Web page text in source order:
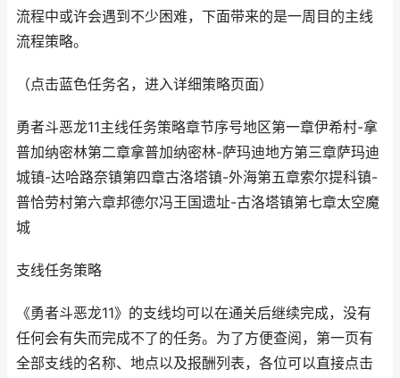
流程中或许会遇到不少困难，下面带来的是一周目的主线
流程策略。
（点击蓝色任务名，进入详细策略页面）
勇者斗恶龙11主线任务策略章节序号地区第一章伊希村-拿
普加纳密林第二章拿普加纳密林-萨玛迪地方第三章萨玛迪
城镇-达哈路奈镇第四章古洛塔镇-外海第五章索尔提科镇-
普恰劳村第六章邦德尔冯王国遗址-古洛塔镇第七章太空魔
城
支线任务策略
《勇者斗恶龙11》的支线均可以在通关后继续完成，没有
任何会有失而完成不了的任务。为了方便查阅，第一页有
全部支线的名称、地点以及报酬列表，各位可以直接点击